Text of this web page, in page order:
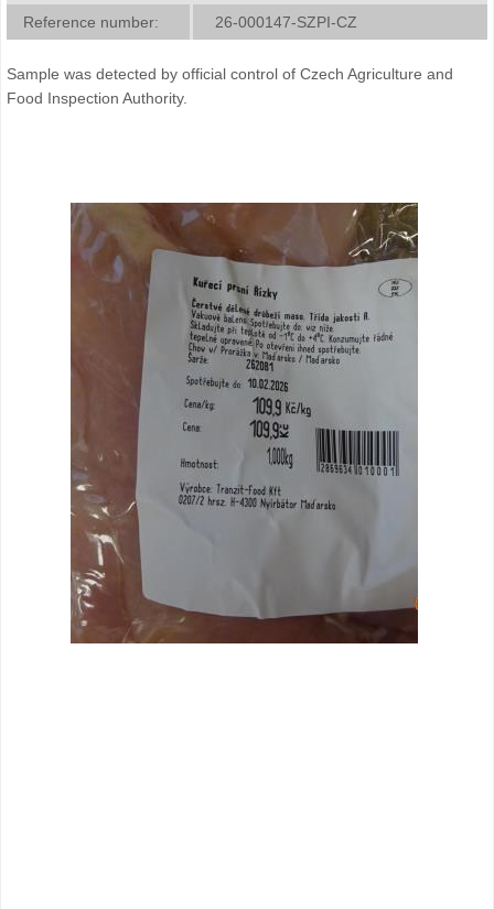
Reference number: 26-000147-SZPI-CZ
Sample was detected by official control of Czech Agriculture and
Food Inspection Authority.